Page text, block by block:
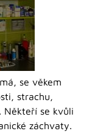
se věkem
strachu,
Někteří se kvůli
záchvaty.